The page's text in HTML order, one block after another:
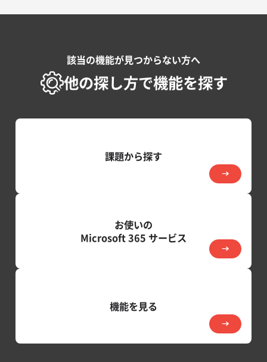
該当の機能が見つからない方へ
他の探し方で機能を探す
課題から探す
お使いの
Microsoft 365 サービス
機能を見る